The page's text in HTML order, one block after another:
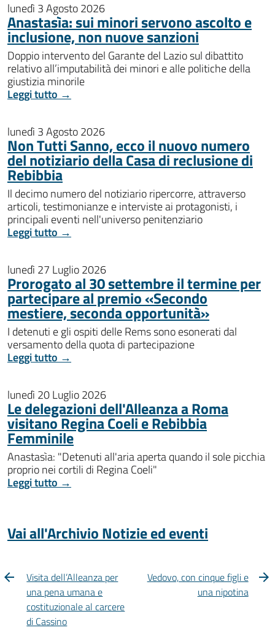
lunedì 3 Agosto 2026
Anastasìa: sui minori servono ascolto e
inclusione, non nuove sanzioni
Doppio intervento del Garante del Lazio sul dibattito
relativo all’imputabilità dei minori e alle politiche della
giustizia minorile
Leggi tutto →
lunedì 3 Agosto 2026
Non Tutti Sanno, ecco il nuovo numero
del notiziario della Casa di reclusione di
Rebibbia
Il decimo numero del notiziario ripercorre, attraverso
articoli, testimonianze e interviste ai protagonisti, i
principali eventi nell'universo penitenziario
Leggi tutto →
lunedì 27 Luglio 2026
Prorogato al 30 settembre il termine per
partecipare al premio «Secondo
mestiere, seconda opportunità»
I detenuti e gli ospiti delle Rems sono esonerati dal
versamento della quota di partecipazione
Leggi tutto →
lunedì 20 Luglio 2026
Le delegazioni dell'Alleanza a Roma
visitano Regina Coeli e Rebibbia
Femminile
Anastasìa: "Detenuti all'aria aperta quando il sole picchia
proprio nei cortili di Regina Coeli"
Leggi tutto →
Vai all'Archivio Notizie ed eventi
Visita dell’Alleanza per
una pena umana e
costituzionale al carcere
di Cassino
Vedovo, con cinque figli e
una nipotina